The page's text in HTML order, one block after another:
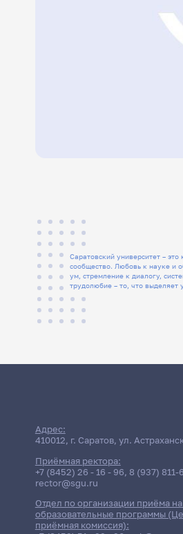
Саратовский университет – это
сообщество. Любовь к науке и
ум, стремление к диалогу, системность и
трудолюбие – то, что выделяет
Адрес:
410012, г. Саратов, ул.
Приёмная ректора:
+7 (8452) 26 - 16 - 96, 8 (937) 811-
rector@sgu.ru
Отдел по организации приёма
образовательные программы
приёмная комиссия):